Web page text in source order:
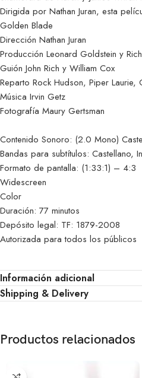
Dirigida por Nathan Juran, esta
Golden Blade
Dirección Nathan Juran
Producción Leonard Goldstein y
Guión John Rich y William Cox
Reparto Rock Hudson, Piper
Música Irvin Getz
Fotografía Maury Gertsman
Contenido Sonoro: (2.0 Mono)
Bandas para subtítulos: Castellano,
Formato de pantalla: (1:33:1) – 4:3
Widescreen
Color
Duración: 77 minutos
Depósito legal: TF: 1879-2008
Autorizada para todos los públicos
Información adicional
Shipping & Delivery
Productos relacionados